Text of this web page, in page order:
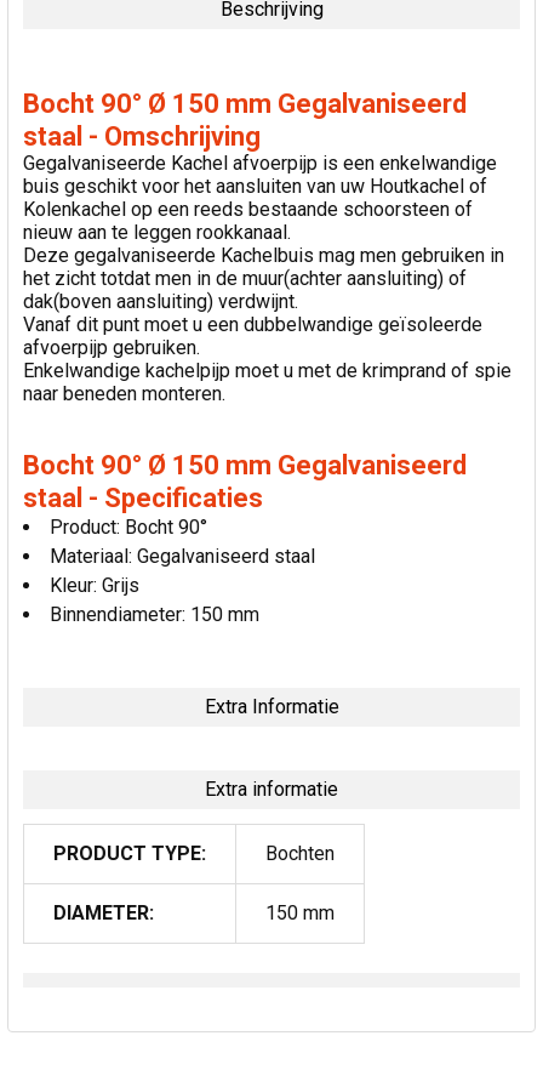
VOEG
GESELECTEERDE
TOE AAN
WINKELWAGEN
Beschrijving
Bocht 90° Ø 150 mm Gegalvaniseerd
staal - Omschrijving
Gegalvaniseerde Kachel afvoerpijp is een enkelwandige
buis geschikt voor het aansluiten van uw Houtkachel of
Kolenkachel op een reeds bestaande schoorsteen of
nieuw aan te leggen rookkanaal.
Deze gegalvaniseerde Kachelbuis mag men gebruiken in
het zicht totdat men in de muur(achter aansluiting) of
dak(boven aansluiting) verdwijnt.
Vanaf dit punt moet u een dubbelwandige geïsoleerde
afvoerpijp gebruiken.
Enkelwandige kachelpijp moet u met de krimprand of spie
naar beneden monteren.
Bocht 90° Ø 150 mm Gegalvaniseerd
staal - Specificaties
Product: Bocht 90°
Materiaal: Gegalvaniseerd staal
Kleur: Grijs
Binnendiameter: 150 mm
Extra Informatie
Extra informatie
PRODUCT TYPE: Bochten
DIAMETER: 150 mm